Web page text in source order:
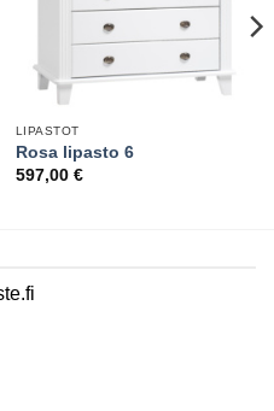
LIPASTOT
Rosa lipasto 6
597,00 €